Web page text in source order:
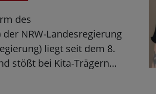
des
NRW-Landesregierung
liegt seit dem 8.
stößt bei Kita-Trägern…